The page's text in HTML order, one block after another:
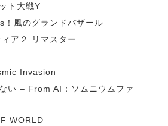
ト大戦Y
！風のグランドバザール
ア２ リマスター
Invasion
い – From AI：ソムニウムファ
WORLD